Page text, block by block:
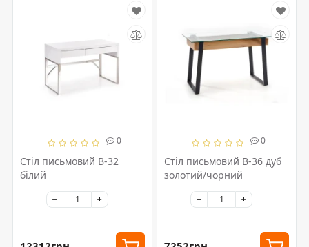
0
Стіл письмовий B-32
білий
0
Стіл письмовий B-36 дуб
золотий/чорний